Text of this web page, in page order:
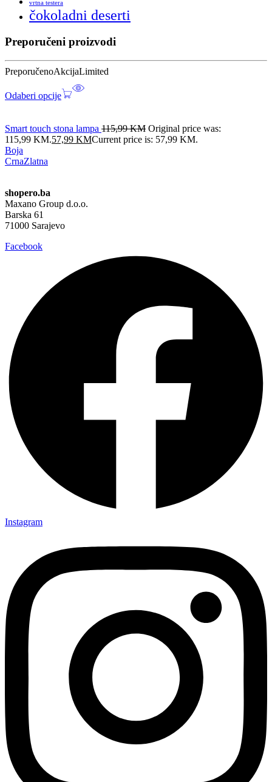
vrtna testera
čokoladni deserti
Preporučeni proizvodi
PreporučenoAkcijaLimited
Odaberi opcije
Smart touch stona lampa 115,99KM Original price was:
115,99 KM.57,99 KMCurrent price is: 57,99 KM.
Boja
CrnaZlatna
shopero.ba
Maxano Group d.o.o.
Barska 61
71000 Sarajevo
Facebook
Instagram